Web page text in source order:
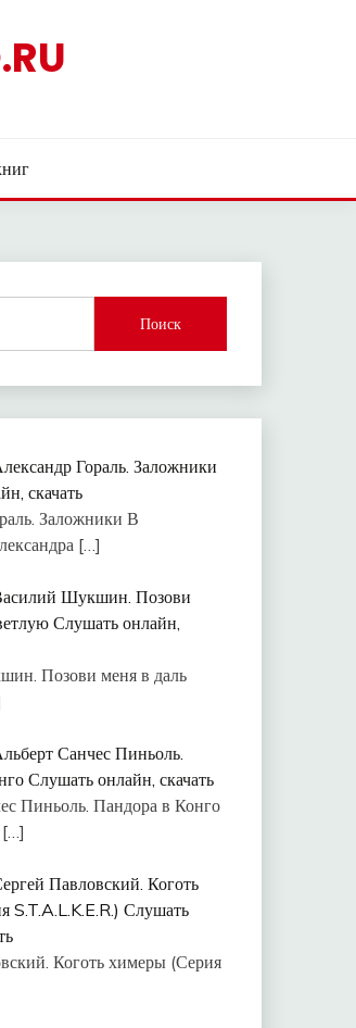
Гораль. Заложники
скачать
Заложники В
[…]
Шукшин. Позови
Слушать онлайн,
Позови меня в даль
Санчес Пиньоль.
Слушать онлайн, скачать
Пиньоль. Пандора в Конго
[…]
Павловский. Коготь
S.T.A.L.K.E.R.) Слушать
Коготь химеры (Серия